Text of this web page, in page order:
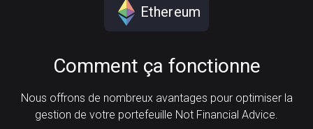
Ethereum
Comment ça fonctionne
Nous offrons de nombreux avantages pour optimiser la
gestion de votre portefeuille Not Financial Advice.